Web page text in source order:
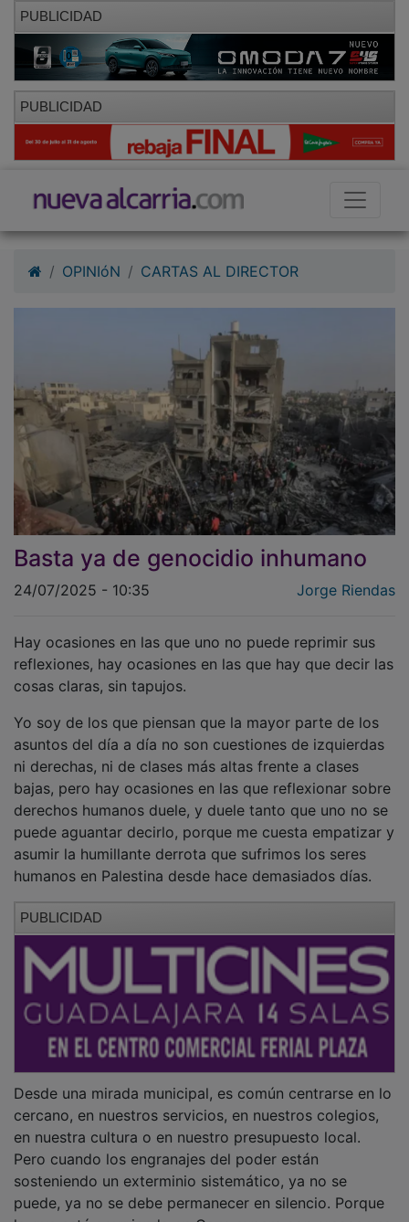
PUBLICIDAD
PUBLICIDAD
Basta ya de genocidio inhumano
reflexiones, hay ocasiones en las que hay que decir las
cosas claras, sin tapujos.
asuntos del día a día no son cuestiones de izquierdas
ni derechas, ni de clases más altas frente a clases
bajas, pero hay ocasiones en las que reflexionar sobre
derechos humanos duele, y duele tanto que uno no se
puede aguantar decirlo, porque me cuesta empatizar y
asumir la humillante derrota que sufrimos los seres
humanos en Palestina desde hace demasiados días.
cercano, en nuestros servicios, en nuestros colegios,
en nuestra cultura o en nuestro presupuesto local.
Pero cuando los engranajes del poder están
sosteniendo un exterminio sistemático, ya no se
puede, ya no se debe permanecer en silencio. Porque
lo que está ocurriendo en Gaza supera con creces una